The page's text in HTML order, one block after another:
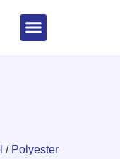
/ Polyester